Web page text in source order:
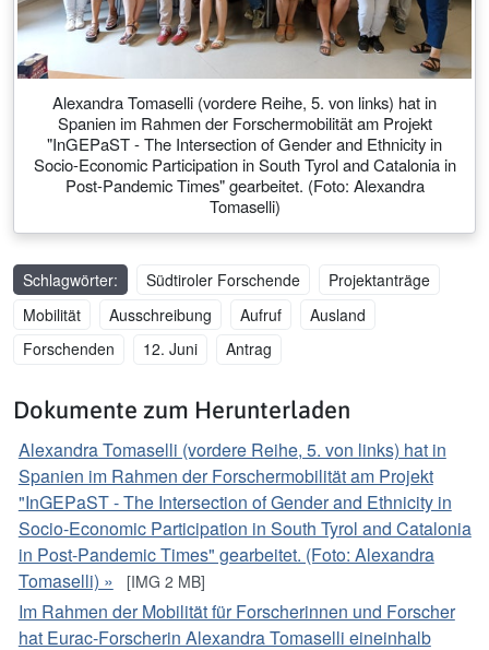
Alexandra Tomaselli (vordere Reihe, 5. von links) hat in
Spanien im Rahmen der Forschermobilität am Projekt
"InGEPaST - The Intersection of Gender and Ethnicity in
Socio-Economic Participation in South Tyrol and Catalonia in
Post-Pandemic Times" gearbeitet. (Foto: Alexandra
Tomaselli)
Schlagwörter: Südtiroler Forschende
Projektanträge
Mobilität
Ausschreibung Aufruf
Ausland
Forschenden
12. Juni Antrag
Dokumente zum Herunterladen
Alexandra Tomaselli (vordere Reihe, 5. von links) hat in
Spanien im Rahmen der Forschermobilität am Projekt
"InGEPaST - The Intersection of Gender and Ethnicity in
Socio-Economic Participation in South Tyrol and Catalonia
in Post-Pandemic Times" gearbeitet. (Foto: Alexandra
Tomaselli) »
[IMG 2 MB]
Im Rahmen der Mobilität für Forscherinnen und Forscher
hat Eurac-Forscherin Alexandra Tomaselli eineinhalb